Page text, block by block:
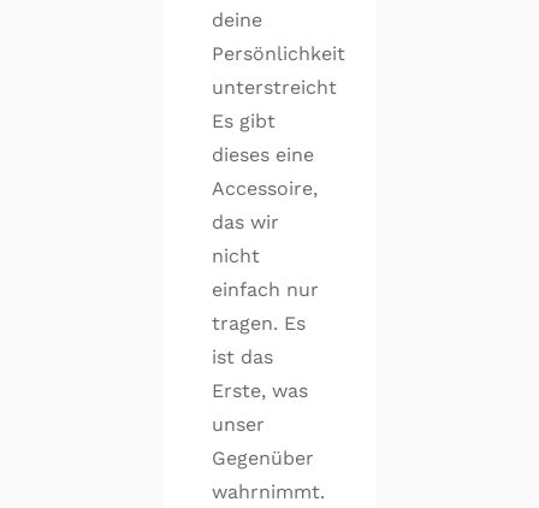
deine
Persönlichkeit
unterstreicht
Es gibt
dieses eine
Accessoire,
das wir
nicht
einfach nur
tragen. Es
ist das
Erste, was
unser
Gegenüber
wahrnimmt.